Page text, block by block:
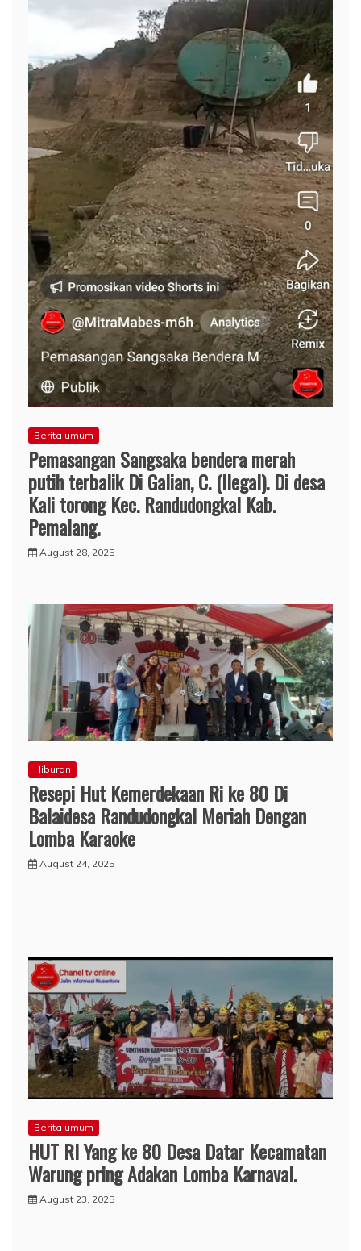
Berita umum
Pemasangan Sangsaka bendera merah
putih terbalik Di Galian, C. (Ilegal). Di desa
Kali torong Kec. Randudongkal Kab.
Pemalang.
August 28, 2025
Hiburan
Resepi Hut Kemerdekaan Ri ke 80 Di
Balaidesa Randudongkal Meriah Dengan
Lomba Karaoke
August 24, 2025
Berita umum
HUT RI Yang ke 80 Desa Datar Kecamatan
Warung pring Adakan Lomba Karnaval.
August 23, 2025